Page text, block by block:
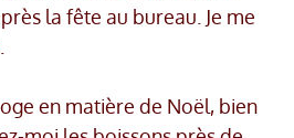
la fête au bureau. Je me
en matière de Noël, bien